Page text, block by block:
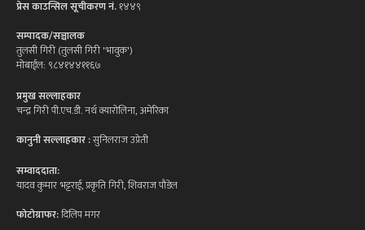
प्रेस काउन्सिल सूचीकरण नं.१४४९
सम्पादक/सञ्चालक
तुलसी गिरी (तुलसी गिरी 'भावुक')
मोबाईल: ९८४१४४११६७
प्रमुख सल्लाहकार
चन्द्र गिरी पी.एच.डी. नर्थ क्यारोलिना, अमेरिका
कानुनी सल्लाहकार :सुनिलराज उप्रेती
सम्वाददाता:
यादव कुमार भट्टराई, प्रकृति गिरी, शिवराज पौडेल
फोटोग्राफर:दिलिप मगर